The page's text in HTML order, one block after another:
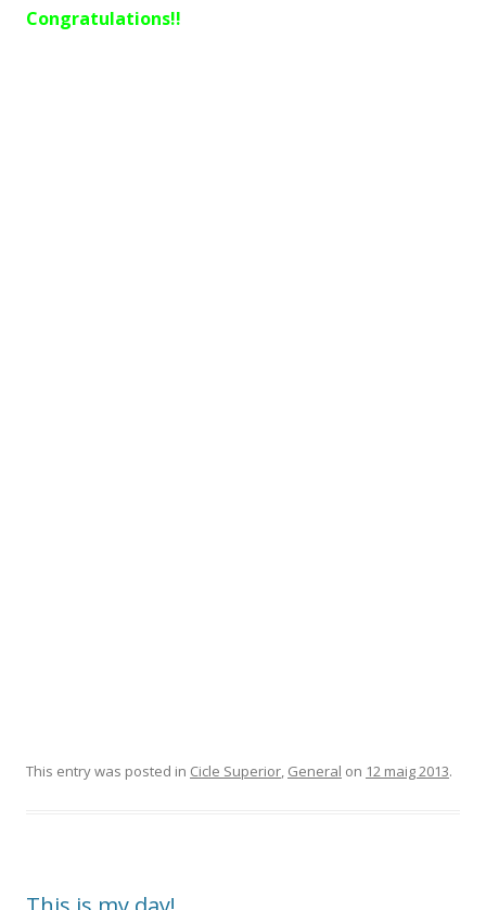
Congratulations!!
This entry was posted in Cicle Superior, General on 12 maig 2013.